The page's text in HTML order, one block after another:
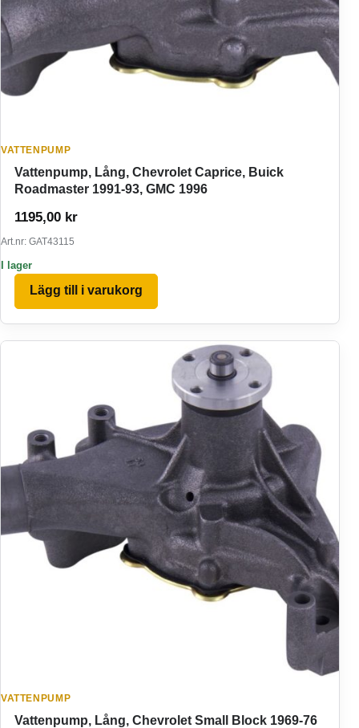
VATTENPUMP
Vattenpump, Lång, Chevrolet Caprice, Buick
Roadmaster 1991-93, GMC 1996
1195,00 kr
Art.nr: GAT43115
I lager
Lägg till i varukorg
VATTENPUMP
Vattenpump, Lång, Chevrolet Small Block 1969-76